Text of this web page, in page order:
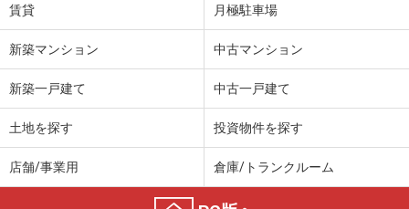
賃貸 月極駐車場
新築マンション 中古マンション
新築一戸建て 中古一戸建て
土地を探す 投資物件を探す
店舗/事業用 倉庫/トランクルーム